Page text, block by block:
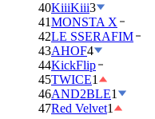
40KiiiKiii3
41MONSTA X
42LE SSERAFIM
43AHOF4
44KickFlip
45TWICE1
46AND2BLE1
47Red Velvet1